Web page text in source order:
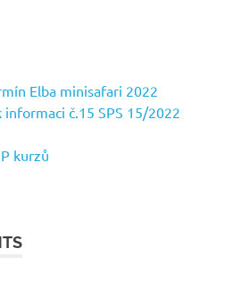
Elba minisafari 2022
č.15 SPS 15/2022
kurzů